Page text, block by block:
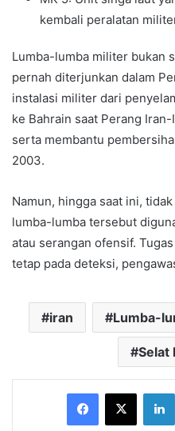
kembali peralatan
Lumba-lumba militer bukan
pernah diterjunkan dalam
instalasi militer dari
ke Bahrain saat Perang
serta membantu
2003.
Namun, hingga saat ini,
lumba-lumba tersebut
atau serangan ofensif.
tetap pada deteksi,
iran Lumba-
Selat
Facebook
X